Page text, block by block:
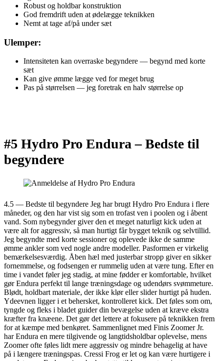
Robust og holdbar konstruktion
God fremdrift uden at ødelægge teknikken
Nemt at tage af/på under sæt
Ulemper:
Intensiteten kan overraske begyndere — begynd med korte
sæt
Kan give ømme lægge ved for meget brug
Pas på størrelsen — jeg foretrak en halv størrelse op
#5 Hydro Pro Endura –Bedste til
begyndere
4.5 — Bedste til begyndere Jeg har brugt Hydro Pro Endura i flere
måneder, og den har vist sig som en trofast ven i poolen og i åbent
vand. Som nybegynder giver den et meget naturligt kick uden at
være alt for aggressiv, så man hurtigt får bygget teknik og selvtillid.
Jeg begyndte med korte sessioner og oplevede ikke de samme
ømme ankler som ved nogle andre modeller. Pasformen er virkelig
bemærkelsesværdig. Åben hæl med justerbar stropp giver en sikker
fornemmelse, og fodsengen er rummelig uden at være tung. Efter en
time i vandet føler jeg stadig, at mine fødder er komfortable, hvilket
gør Endura perfekt til lange træningsdage og udendørs svømmeture.
Blødt, holdbart materiale, der ikke klør eller slider hurtigt på huden.
Ydeevnen ligger i et behersket, kontrolleret kick. Det føles som om,
tyngde og fleks i bladet guider din bevægelse uden at kræve ekstra
kræfter fra knæene. Det gør det lettere at fokusere på teknikken frem
for at kæmpe med benkøret. Sammenlignet med Finis Zoomer Jr.
har Endura en mere tilgivende og langtidsholdbar oplevelse, mens
Zoomer ofte føles lidt mere aggressiv og mindre behagelig at have
på i længere træningspas. Cressi Frog er let og kan være hurtigere i